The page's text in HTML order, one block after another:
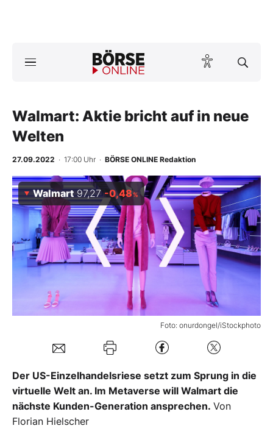
ktuelle Ausgabe BÖRSE ONLINE lesen
News
Anlageprodukte
Finanz-Check
Abo & Shop
BO-Musterdepots
Experten
Mein B:O
Folgen Sie uns
Kontakt
Walmart: Aktie bricht auf in neue
Welten
27.09.2022 · 17:00 Uhr · BÖRSE ONLINE Redaktion
Foto: onurdongel/iStockphoto
Walmart 97,27 -0,48%
Der US-Einzelhandelsriese setzt zum Sprung in die
virtuelle Welt an. Im Metaverse will Walmart die
nächste Kunden-Generation ansprechen. Von
Florian Hielscher